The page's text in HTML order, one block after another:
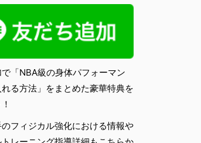
「NBA級の身体パフォーマン
る方法」をまとめた豪華特典を
フィジカル強化における情報や